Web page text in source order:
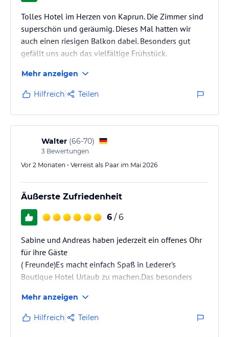
Tolles Hotel im Herzen von Kaprun. Die Zimmer sind
superschön und geräumig. Dieses Mal hatten wir
auch einen riesigen Balkon dabei. Besonders gut
gefällt uns auch das vielfältige Frühstück.
Mehr anzeigen
Hilfreich Teilen
Walter (66-70)
3 Bewertungen
Vor 2 Monaten • Verreist als Paar im Mai 2026
Äußerste Zufriedenheit
6 / 6
Sabine und Andreas haben jederzeit ein offenes Ohr
für ihre Gäste
( Freunde)Es macht einfach Spaß in Lederer's
Boutique Hotel Urlaub zu machen.Das besonders
Genuss.Alles in Allem nur empfehlenswert !!
Mehr anzeigen
Hilfreich Teilen